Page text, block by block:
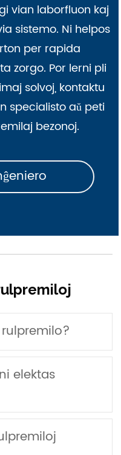
vian laborfluon kaj
sistemo. Ni helpos
per rapida
zorgo. Por lerni pli
solvoj, kontaktu
specialisto aŭ peti
bezonoj.
elektas